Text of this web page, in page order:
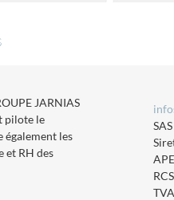
JARNIAS
pilote le
également les
et RH des